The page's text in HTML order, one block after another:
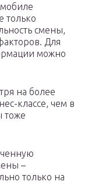
только
смены,
Для
можно
на более
классе, чем в
тоже
–
только на